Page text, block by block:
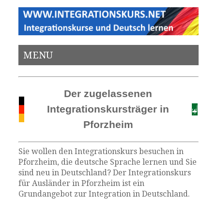
MENU
Der zugelassenen
Integrationskursträger in
Pforzheim
Sie wollen den Integrationskurs besuchen in
Pforzheim, die deutsche Sprache lernen und Sie
sind neu in Deutschland? Der Integrationskurs
für Ausländer in Pforzheim ist ein
Grundangebot zur Integration in Deutschland.